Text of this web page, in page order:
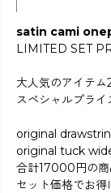
satin cami
LIMITED SET
大人気のアイテ
スペシャルプラ
original
original tuck
合計17000円の
セット価格でお得